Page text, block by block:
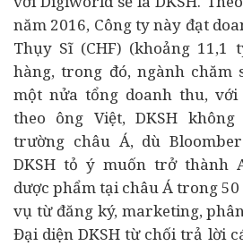
năm 2016, Công ty này đạt
Thụy Sĩ (CHF) (khoảng 11,1
hàng, trong đó, ngành chăm
một nửa tổng doanh thu, với
theo ông Việt, DKSH
trường châu Á, dù
DKSH tỏ ý muốn trở thành
dược phẩm tại châu Á trong
vụ từ đăng ký, marketing,
Đại diện DKSH từ chối trả lời